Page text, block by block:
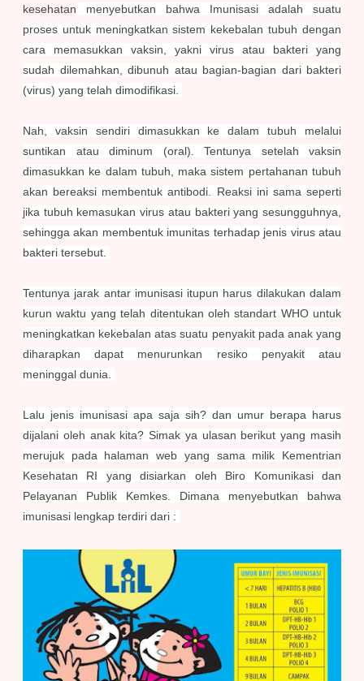
kesehatan menyebutkan bahwa Imunisasi adalah suatu
proses untuk meningkatkan sistem kekebalan tubuh dengan
cara memasukkan vaksin, yakni virus atau bakteri yang
sudah dilemahkan, dibunuh atau bagian-bagian dari bakteri
(virus) yang telah dimodifikasi.
Nah, vaksin sendiri dimasukkan ke dalam tubuh melalui
suntikan atau diminum (oral). Tentunya setelah vaksin
dimasukkan ke dalam tubuh, maka sistem pertahanan tubuh
akan bereaksi membentuk antibodi. Reaksi ini sama seperti
jika tubuh kemasukan virus atau bakteri yang sesungguhnya,
sehingga akan membentuk imunitas terhadap jenis virus atau
bakteri tersebut.
Tentunya jarak antar imunisasi itupun harus dilakukan dalam
kurun waktu yang telah ditentukan oleh standart WHO untuk
meningkatkan kekebalan atas suatu penyakit pada anak yang
diharapkan dapat menurunkan resiko penyakit atau
meninggal dunia.
Lalu jenis imunisasi apa saja sih? dan umur berapa harus
dijalani oleh anak kita? Simak ya ulasan berikut yang masih
merujuk pada halaman web yang sama milik Kementrian
Kesehatan RI yang disiarkan oleh Biro Komunikasi dan
Pelayanan Publik Kemkes. Dimana menyebutkan bahwa
imunisasi lengkap terdiri dari :